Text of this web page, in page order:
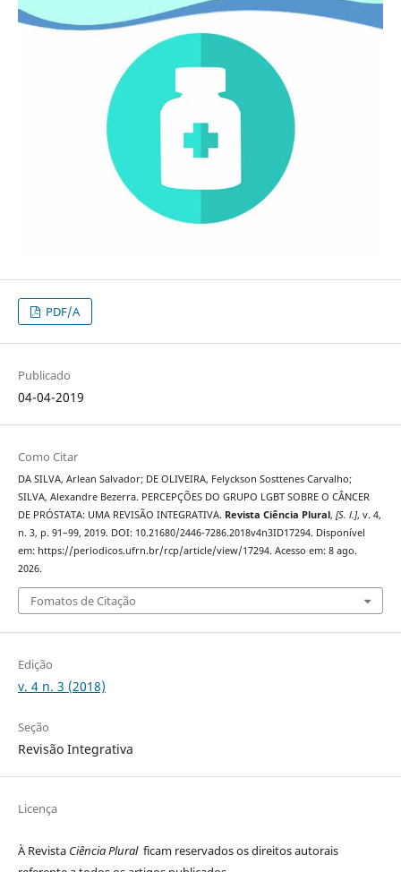
PDF/A
Publicado
04-04-2019
Como Citar
DA SILVA, Arlean Salvador; DE OLIVEIRA, Felyckson Sosttenes Carvalho;
SILVA, Alexandre Bezerra. PERCEPÇÕES DO GRUPO LGBT SOBRE O CÂNCER
DE PRÓSTATA: UMA REVISÃO INTEGRATIVA. Revista Ciência Plural, [S. l.], v. 4,
n. 3, p. 91–99, 2019. DOI: 10.21680/2446-7286.2018v4n3ID17294. Disponível
em: https://periodicos.ufrn.br/rcp/article/view/17294. Acesso em: 8 ago.
2026.
Fomatos de Citação
Edição
v. 4 n. 3 (2018)
Seção
Revisão Integrativa
Licença
À Revista Ciência Plural ficam reservados os direitos autorais